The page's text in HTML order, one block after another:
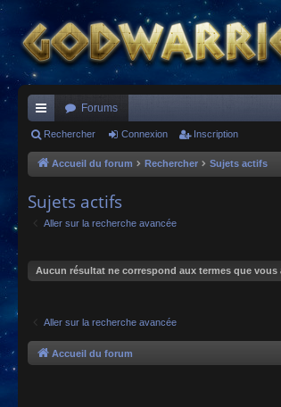
ac
co
Forums
Rechercher Connexion Inscription
Accueil du forum Rechercher Sujets actifs
Sujets actifs
Aller sur la recherche avancée
Aucun résultat ne correspond aux termes que vous
Aller sur la recherche avancée
Accueil du forum